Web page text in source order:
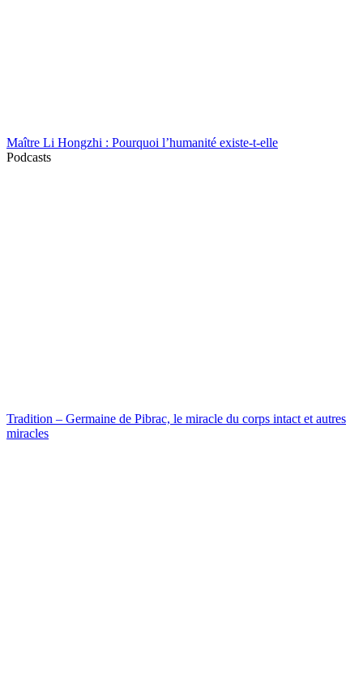
Maître Li Hongzhi : Pourquoi l’humanité existe-t-elle
Podcasts
Tradition – Germaine de Pibrac, le miracle du corps intact et autres
miracles